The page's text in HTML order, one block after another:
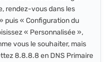
rendez-vous dans les
puis « Configuration du
« Personnalisée »,
vous le souhaiter, mais
8.8.8.8 en DNS Primaire